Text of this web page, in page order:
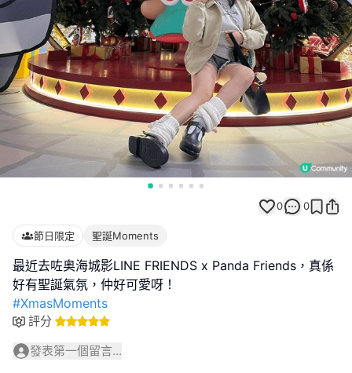
0 0
節日限定 聖誕Moments
最近去咗奥海城影LINE FRIENDS x Panda Friends，真係
#XmasMoments
評分
發表第一個留言...